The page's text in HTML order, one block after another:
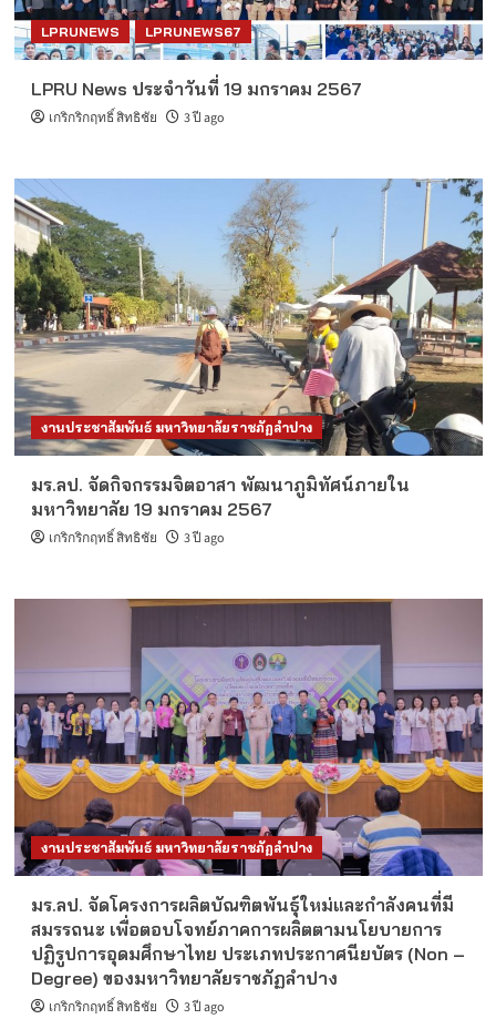
LPRUNEWS LPRUNEWS67
LPRU News ประจำวันที่ 19 มกราคม 2567
เกริกริกฤทธิ์ สิทธิชัย 3 ปี ago
งานประชาสัมพันธ์ มหาวิทยาลัยราชภัฏลำปาง
มร.ลป. จัดกิจกรรมจิตอาสา พัฒนาภูมิทัศน์ภายใน
มหาวิทยาลัย 19 มกราคม 2567
เกริกริกฤทธิ์ สิทธิชัย 3 ปี ago
งานประชาสัมพันธ์ มหาวิทยาลัยราชภัฏลำปาง
มร.ลป. จัดโครงการผลิตบัณฑิตพันธุ์ใหม่และกำลังคนที่มี
สมรรถนะ เพื่อตอบโจทย์ภาคการผลิตตามนโยบายการ
ปฏิรูปการอุดมศึกษาไทย ประเภทประกาศนียบัตร (Non –
Degree) ของมหาวิทยาลัยราชภัฏลำปาง
เกริกริกฤทธิ์ สิทธิชัย 3 ปี ago